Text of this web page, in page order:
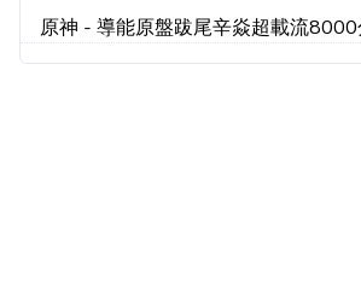
原神 - 導能原盤跋尾辛焱超載流